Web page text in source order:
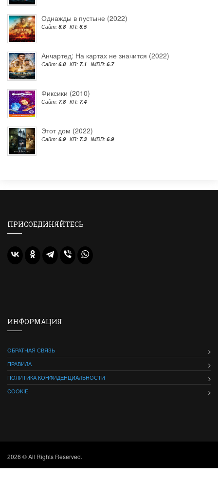
Однажды в пустыне (2022)
Сайт: 6.8 КП: 6.5
Анчартед: На картах не значится (2022)
Сайт: 6.8 КП: 7.1 IMDB: 6.7
Фиксики (2010)
Сайт: 7.8 КП: 7.4
Этот дом (2022)
Сайт: 6.9 КП: 7.3 IMDB: 6.9
ПРИСОЕДИНЯЙТЕСЬ
ИНФОРМАЦИЯ
ОБРАТНАЯ СВЯЗЬ
ПРАВИЛА
ПОЛИТИКА КОНФИДЕНЦИАЛЬНОСТИ
COOKIE
2026 © All Rights Reserved.